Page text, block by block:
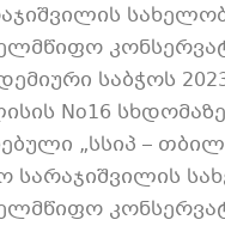
საბჭოს
No16 სხდომაზე
„სსიპ –
სარაჯიშვილის